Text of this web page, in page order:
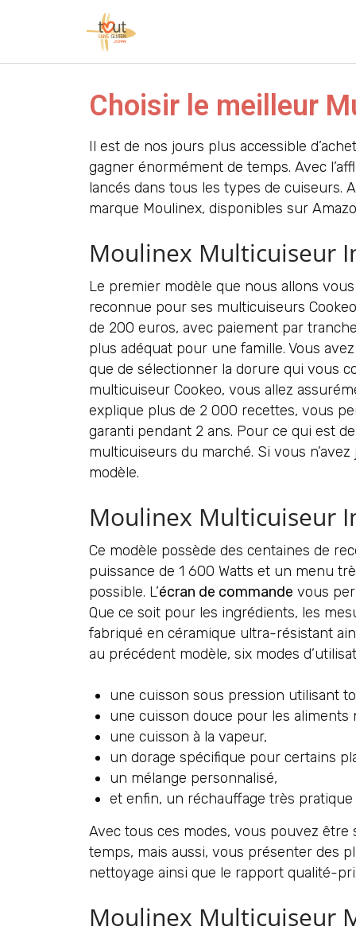
Choisir le meilleur
Il est de nos jours plus accessible
gagner énormément de temps. Avec
lancés dans tous les types de cuiseurs.
marque Moulinex, disponibles sur
Moulinex Multicuiseur
Le premier modèle que nous allons
reconnue pour ses multicuiseurs
de 200 euros, avec paiement par
plus adéquat pour une famille. Vous
que de sélectionner la dorure qui vous
multicuiseur Cookeo, vous allez
explique plus de 2 000 recettes, vous
garanti pendant 2 ans. Pour ce qui est
multicuiseurs du marché. Si vous
modèle.
Moulinex Multicuiseur
Ce modèle possède des centaines de
puissance de 1 600 Watts et un menu
possible. L’écran de commande vous
Que ce soit pour les ingrédients, les
fabriqué en céramique ultra-résistant
au précédent modèle, six modes
une cuisson sous pression utilisant
une cuisson douce pour les aliments
une cuisson à la vapeur,
un dorage spécifique pour certains
un mélange personnalisé,
et enfin, un réchauffage très
Avec tous ces modes, vous pouvez être
temps, mais aussi, vous présenter des
nettoyage ainsi que le rapport qualité-
Moulinex Multicuiseur